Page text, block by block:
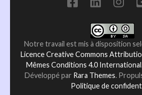
Notre travail est mis à disposition
Licence Creative Commons
Mêmes Conditions 4.0 International
Développé par Rara Themes.
Politique de